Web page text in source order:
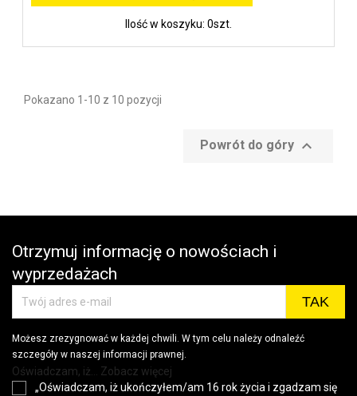
Ilość w koszyku: 0szt.
Pokazano 1-10 z 10 pozycji
Powrót do góry 
Otrzymuj informację o nowościach i
wyprzedażach
Możesz zrezygnować w każdej chwili. W tym celu należy odnaleźć
szczegóły w naszej informacji prawnej.
Oświadczam, iż... Zobacz więcej
„Oświadczam, iż ukończyłem/am 16 rok życia i zgadzam się